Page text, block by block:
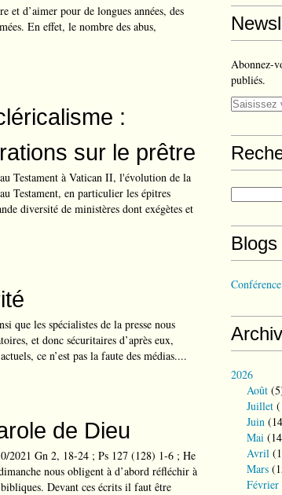
et d’aimer pour de longues années, des
En effet, le nombre des abus,
:
sur le prêtre
Testament à Vatican II, l'évolution de la
Testament, en particulier les épitres
diversité de ministères dont exégètes et
que les spécialistes de la presse nous
et donc sécuritaires d’après eux,
ce n’est pas la faute des médias....
de Dieu
2021 Gn 2, 18-24 ; Ps 127 (128) 1-6 ; He
nous obligent à d’abord réfléchir à
Devant ces écrits il faut être
Abonnez-
publiés.
2026
Août
Juillet
Juin
Mai
Avril
Mars
Février